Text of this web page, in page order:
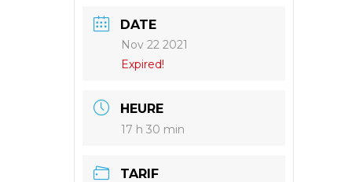
DATE
Nov 22 2021
Expired!
HEURE
17 h 30 min
TARIF